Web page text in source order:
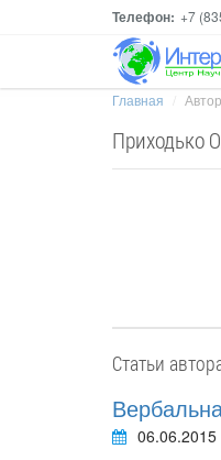
Телефон: +7
Главная Автор
Приходько
Статьи
06.06.2015